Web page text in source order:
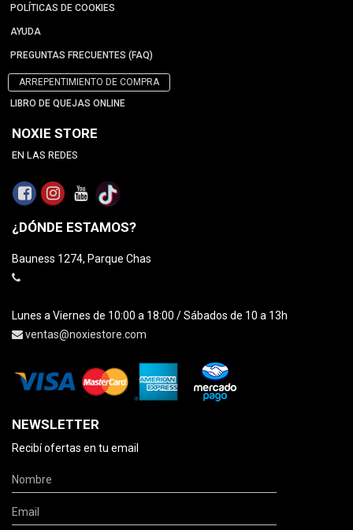
POLÍTICAS DE COOKIES
AYUDA
PREGUNTAS FRECUENTES (FAQ)
ARREPENTIMIENTO DE COMPRA
LIBRO DE QUEJAS ONLINE
NOXIE STORE
EN LAS REDES
¿DÓNDE ESTAMOS?
Bauness 1274, Parque Chas
Lunes a Viernes de 10:00 a 18:00 / Sábados de 10 a 13h
ventas@noxiestore.com
NEWSLETTER
Recibí ofertas en tu email